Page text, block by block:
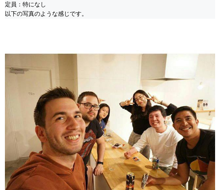
定員：特になし
以下の写真のような感じです。